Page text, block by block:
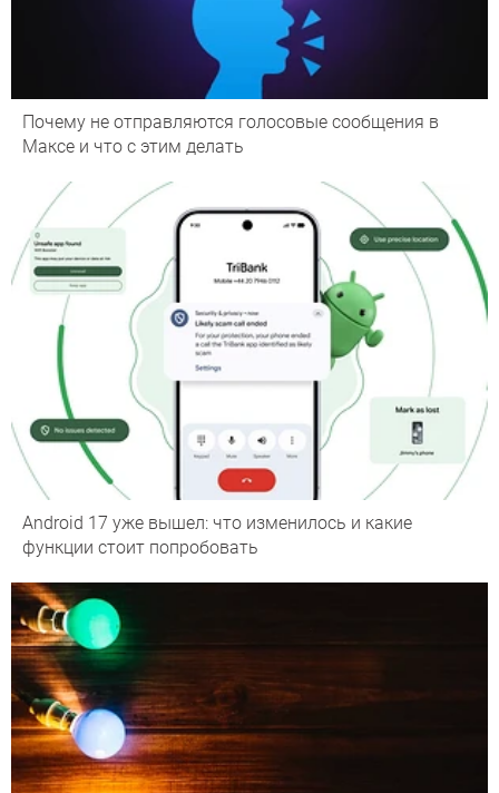
Почему не отправляются голосовые сообщения в
Максе и что с этим делать
Android 17 уже вышел: что изменилось и какие
функции стоит попробовать